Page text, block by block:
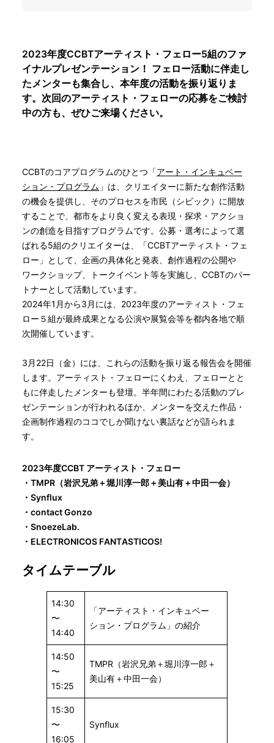
2023年度CCBTアーティスト・フェロー5組のファ
イナルプレゼンテーション！ フェロー活動に伴走し
たメンターも集合し、本年度の活動を振り返りま
す。次回のアーティスト・フェローの応募をご検討
中の方も、ぜひご来場ください。
CCBTのコアプログラムのひとつ「アート・インキュベー
ション・プログラム 」は、クリエイターに新たな創作活動
の機会を提供し、そのプロセスを市民（シビック）に開放
することで、都市をより良く変える表現・探求・アクショ
ンの創造を目指すプログラムです。公募・選考によって選
ばれる5組のクリエイターは、「CCBTアーティスト・フェ
ロー」として、企画の具体化と発表、創作過程の公開や
ワークショップ、トークイベント等を実施し、CCBTのパー
トナーとして活動しています。
2024年1月から3月には、2023年度のアーティスト・フェ
ロー５組が最終成果となる公演や展覧会等を都内各地で順
次開催しています。
3月22日（金）には、これらの活動を振り返る報告会を開催
します。アーティスト・フェローにくわえ、フェローとと
もに伴走したメンターも登壇。半年間にわたる活動のプレ
ゼンテーションが行われるほか、メンターを交えた作品・
企画制作過程のココでしか聞けない裏話などが語られま
す。
2023年度CCBT アーティスト・フェロー
・TMPR（岩沢兄弟＋堀川淳一郎＋美山有＋中田一会）
・Synflux
・contact Gonzo
・SnoezeLab.
・ELECTRONICOS FANTASTICOS!
タイムテーブル
14:30
〜
14:40
「アーティスト・インキュベー
ション・プログラム」の紹介
14:50
〜
15:25
TMPR（岩沢兄弟＋堀川淳一郎＋
美山有＋中田一会）
15:30
〜
16:05
Synflux